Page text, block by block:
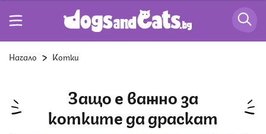
Начало Котки
Защо е важно за
котките да драскат